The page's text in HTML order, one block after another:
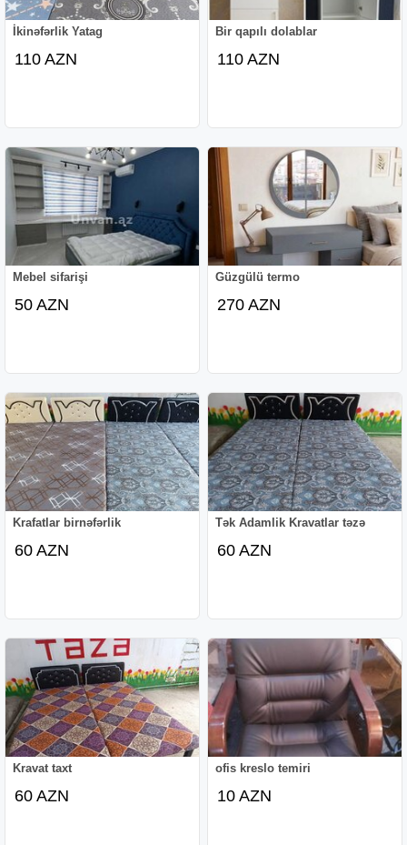
--
Çarpayı İçi 145-85 Sm
--
--
Çatdırılma Quraşdırma Pulsuz
--
Ünvan Zabrat-1
İkinəfərlik Yatag
110 AZN
Bir qapılı dolablar
110 AZN
Mebel sifarişi
50 AZN
Güzgülü termo
270 AZN
Krafatlar birnəfərlik
60 AZN
Tək Adamlik Kravatlar təzə
60 AZN
Kravat taxt
60 AZN
ofis kreslo temiri
10 AZN